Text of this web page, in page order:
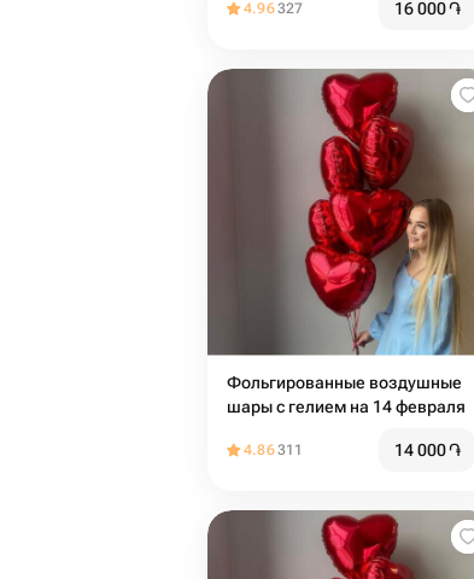
4.96327 16 000֏
Фольгированные воздушные
шары с гелием на 14 февраля
4.86311 14 000֏